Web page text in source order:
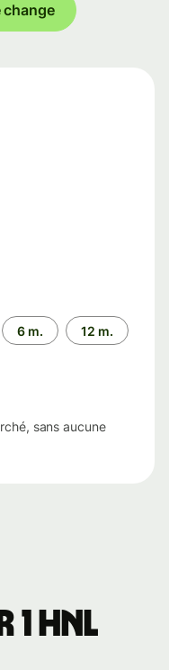
change
6 m. 12 m.
sans aucune
HNL